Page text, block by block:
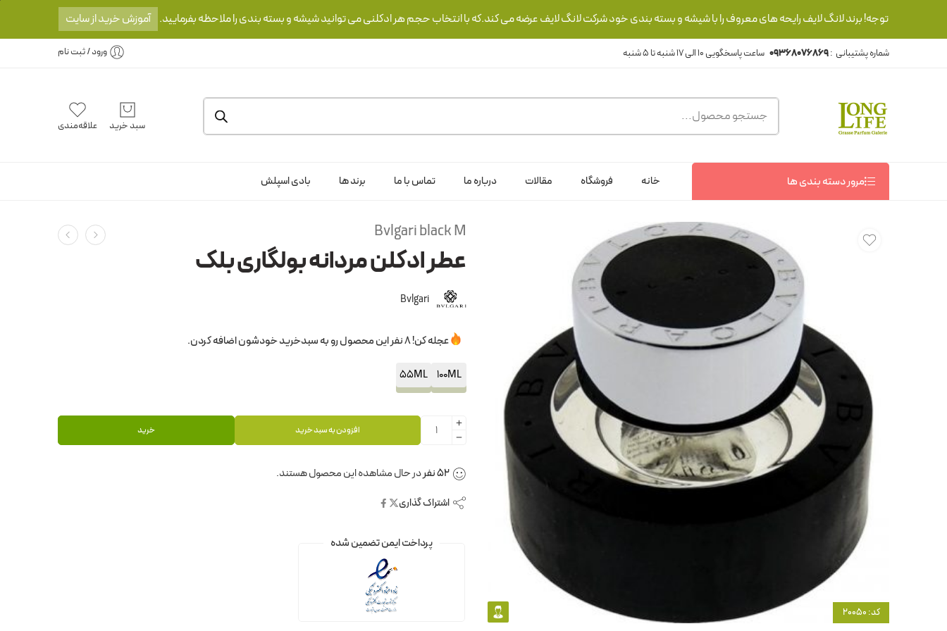
توجه! برند لانگ لایف رایحه های معروف را با شیشه و بسته بندی خود شرکت لانگ لایف عرضه می کند.که با انتخاب حجم هر ادکلنی می توانید شیشه و بسته بندی را ملاحظه بفرمایید. آموزش خرید از سایت
شماره پشتیبانی :09368076869 ورود / ثبت نام
سبد خرید علاقه‌مندی
مرور دسته بندی ها خانه فروشگاه مقالات درباره ما تماس با ما برند ها بادی اسپلش
کد: 20050
Bvlgari black M
عطر ادکلن مردانه بولگاری بلک
Bvlgari
عجله کن! 8 نفر این محصول رو به سبدخرید خودشون اضافه کردن.
100ML
55ML
افزودن به سبد خرید خرید
52نفردر حال مشاهده این محصول هستند.
اشتراک گذاری
پرداخت ایمن تضمین شده